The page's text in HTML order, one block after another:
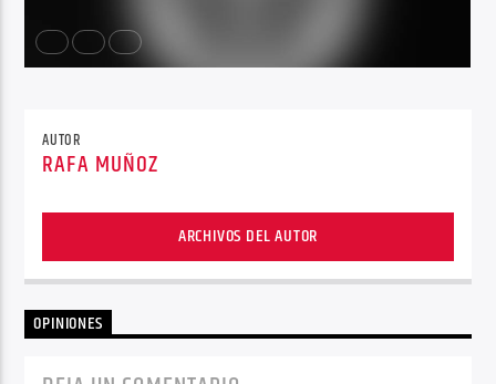
AUTOR
RAFA MUÑOZ
ARCHIVOS DEL AUTOR
OPINIONES